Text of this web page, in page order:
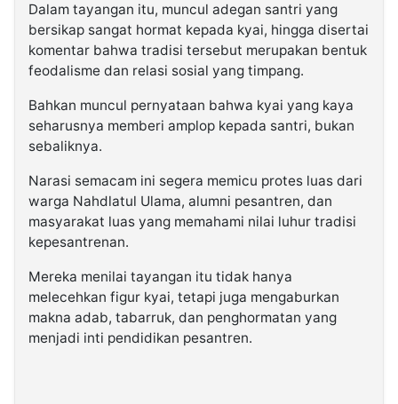
Dalam tayangan itu, muncul adegan santri yang
bersikap sangat hormat kepada kyai, hingga disertai
komentar bahwa tradisi tersebut merupakan bentuk
feodalisme dan relasi sosial yang timpang.
Bahkan muncul pernyataan bahwa kyai yang kaya
seharusnya memberi amplop kepada santri, bukan
sebaliknya.
Narasi semacam ini segera memicu protes luas dari
warga Nahdlatul Ulama, alumni pesantren, dan
masyarakat luas yang memahami nilai luhur tradisi
kepesantrenan.
Mereka menilai tayangan itu tidak hanya
melecehkan figur kyai, tetapi juga mengaburkan
makna adab, tabarruk, dan penghormatan yang
menjadi inti pendidikan pesantren.